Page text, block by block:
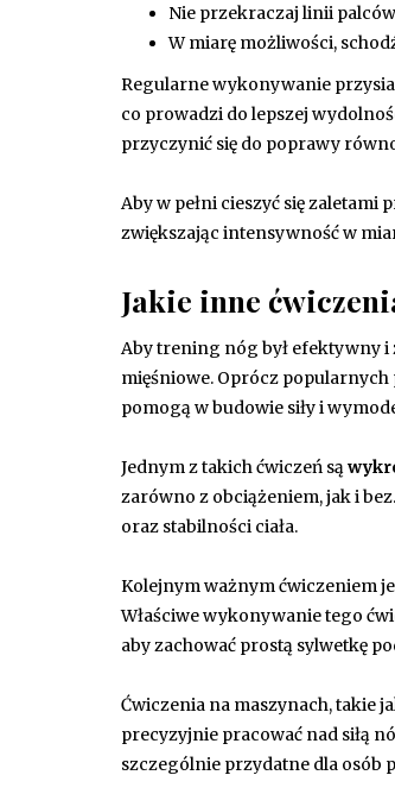
Nie przekraczaj linii
W miarę możliwości,
Regularne wykonywanie
co prowadzi do lepszej
przyczynić się do poprawy
Aby w pełni cieszyć się
zwiększając intensywność w
Jakie inne
Aby trening nóg był efektywny
mięśniowe. Oprócz
pomogą w budowie siły i
Jednym z takich ćwiczeń są
zarówno z obciążeniem, jak i
oraz stabilności ciała.
Kolejnym ważnym ćwiczeniem
Właściwe wykonywanie tego
aby zachować prostą sylwetkę
Ćwiczenia na maszynach, takie
precyzyjnie pracować nad siłą
szczególnie przydatne dla osób